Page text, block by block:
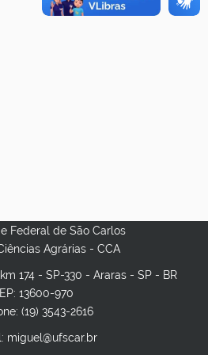
Federal de São Carlos
Agrárias - CCA
174 - SP-330 - Araras - SP - BR
13600-970
(19) 3543-2616
miguel@ufscar.br